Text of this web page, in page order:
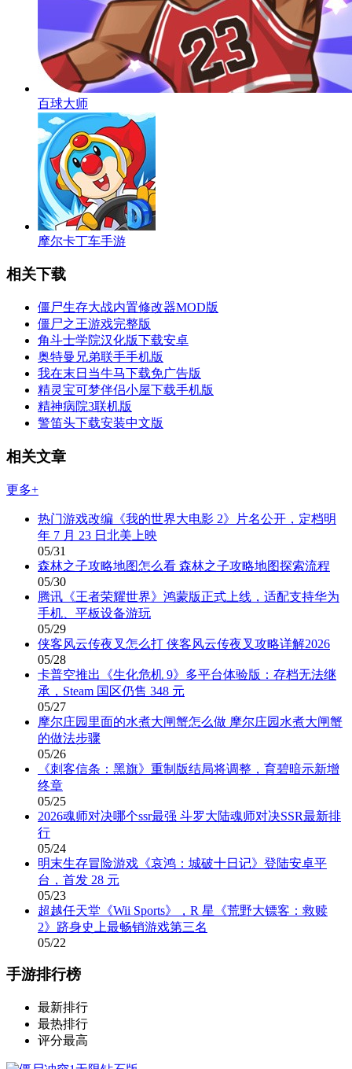
百球大师
摩尔卡丁车手游
相关下载
僵尸生存大战内置修改器MOD版
僵尸之王游戏完整版
角斗士学院汉化版下载安卓
奥特曼兄弟联手手机版
我在末日当牛马下载免广告版
精灵宝可梦伴侣小屋下载手机版
精神病院3联机版
警笛头下载安装中文版
相关文章
更多+
热门游戏改编《我的世界大电影 2》片名公开，定档明
年 7 月 23 日北美上映
05/31
森林之子攻略地图怎么看 森林之子攻略地图探索流程
05/30
腾讯《王者荣耀世界》鸿蒙版正式上线，适配支持华为
手机、平板设备游玩
05/29
侠客风云传夜叉怎么打 侠客风云传夜叉攻略详解2026
05/28
卡普空推出《生化危机 9》多平台体验版：存档无法继
承，Steam 国区仍售 348 元
05/27
摩尔庄园里面的水煮大闸蟹怎么做 摩尔庄园水煮大闸蟹
的做法步骤
05/26
《刺客信条：黑旗》重制版结局将调整，育碧暗示新增
终章
05/25
2026魂师对决哪个ssr最强 斗罗大陆魂师对决SSR最新排
行
05/24
明末生存冒险游戏《哀鸿：城破十日记》登陆安卓平
台，首发 28 元
05/23
超越任天堂《Wii Sports》，R 星《荒野大镖客：救赎
2》跻身史上最畅销游戏第三名
05/22
手游排行榜
最新排行
最热排行
评分最高